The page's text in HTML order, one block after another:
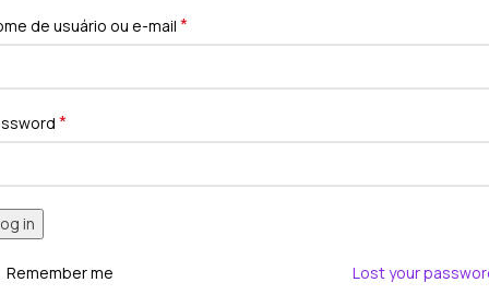
de usuário ou e-mail *
*
in
Lost your
Remember me